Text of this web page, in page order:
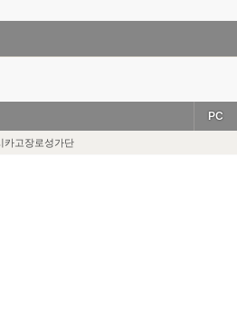
PC
카고장로성가단